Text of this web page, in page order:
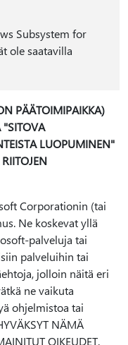
Subsystem for
ole saatavilla
PÄÄTOIMIPAIKKA)
"SITOVA
LUOPUMINEN"
Corporationin (tai
Ne koskevat yllä
palveluja tai
palveluihin tai
jolloin näitä eri
ne vaikuta
ohjelmistoa tai
NÄMÄ
OIKEUDET.